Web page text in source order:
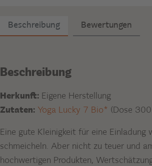
Beschreibung Bewertungen
Beschreibung
Herkunft: Eigene Herstellung
Zutaten: Yoga Lucky 7 Bio* (Dose 300
Eine gute Kleinigkeit für eine
schmeicheln. Aber nicht zu teuer und
hochwertigen Produkten,